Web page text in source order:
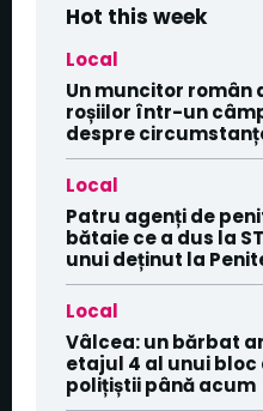
Hot this week
Local
Un muncitor român
roșiilor într-un
despre
Local
Patru agenți de
bătaie ce a dus la
unui deținut la
Local
Vâlcea: un bărbat
etajul 4 al unui bloc
polițiștii până acum